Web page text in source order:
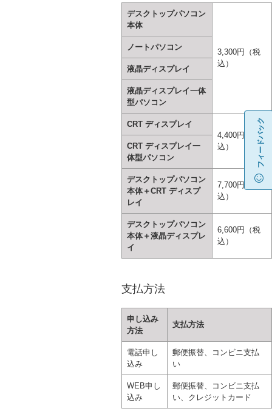
デスクトップパソコン
本体
3,300円（税
込）
ノートパソコン
液晶ディスプレイ
液晶ディスプレイ一体
型パソコン
CRT ディスプレイ
4,400円（税
込）
CRT ディスプレイ一
体型パソコン
デスクトップパソコン
本体＋CRT ディスプ
レイ
7,700円（税
込）
デスクトップパソコン
本体＋液晶ディスプレ
イ
6,600円（税
込）
支払方法
申し込み
方法
支払方法
電話申し
込み
郵便振替、コンビニ支払
い
WEB申し
込み
郵便振替、コンビニ支払
い、クレジットカード
フィードバック